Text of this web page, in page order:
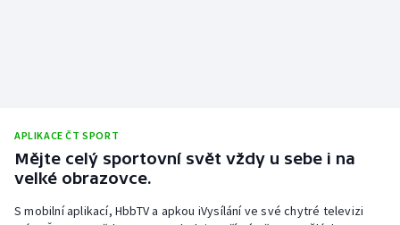
APLIKACE ČT SPORT
Mějte celý sportovní svět vždy u sebe i na
velké obrazovce.
S mobilní aplikací, HbbTV a apkou iVysílání ve své chytré televizi